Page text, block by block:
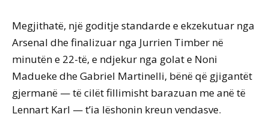
Megjithatë, një goditje standarde e ekzekutuar nga
Arsenal dhe finalizuar nga Jurrien Timber në
minutën e 22-të, e ndjekur nga golat e Noni
Madueke dhe Gabriel Martinelli, bënë që gjigantët
gjermanë — të cilët fillimisht barazuan me anë të
Lennart Karl — t’ia lëshonin kreun vendasve.